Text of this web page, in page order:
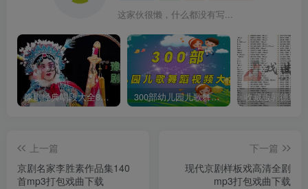
这家伙很懒，什么都没有写...
豫剧经典唱段大全850首mp3打包戏曲下载 300部幼儿园儿歌舞蹈视频大合集
上一篇
京剧名家李胜素作品集140
首mp3打包戏曲下载
下一篇
现代京剧样板戏高清全剧
mp3打包戏曲下载